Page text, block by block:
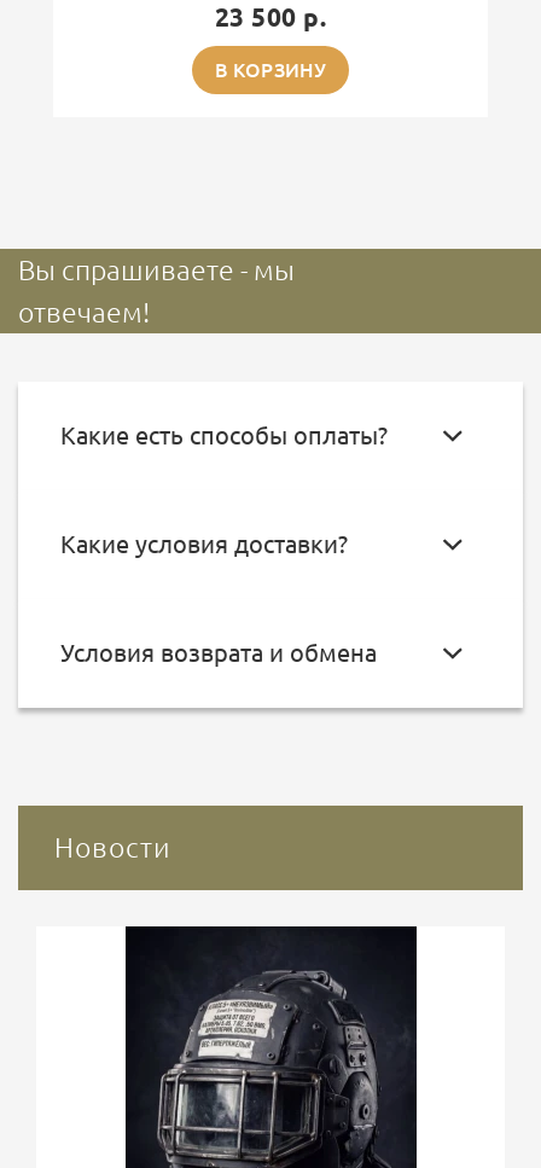
23 500 р.
В КОРЗИНУ
Вы спрашиваете - мы
отвечаем!
Какие есть способы оплаты?
Какие условия доставки?
Условия возврата и обмена
Новости